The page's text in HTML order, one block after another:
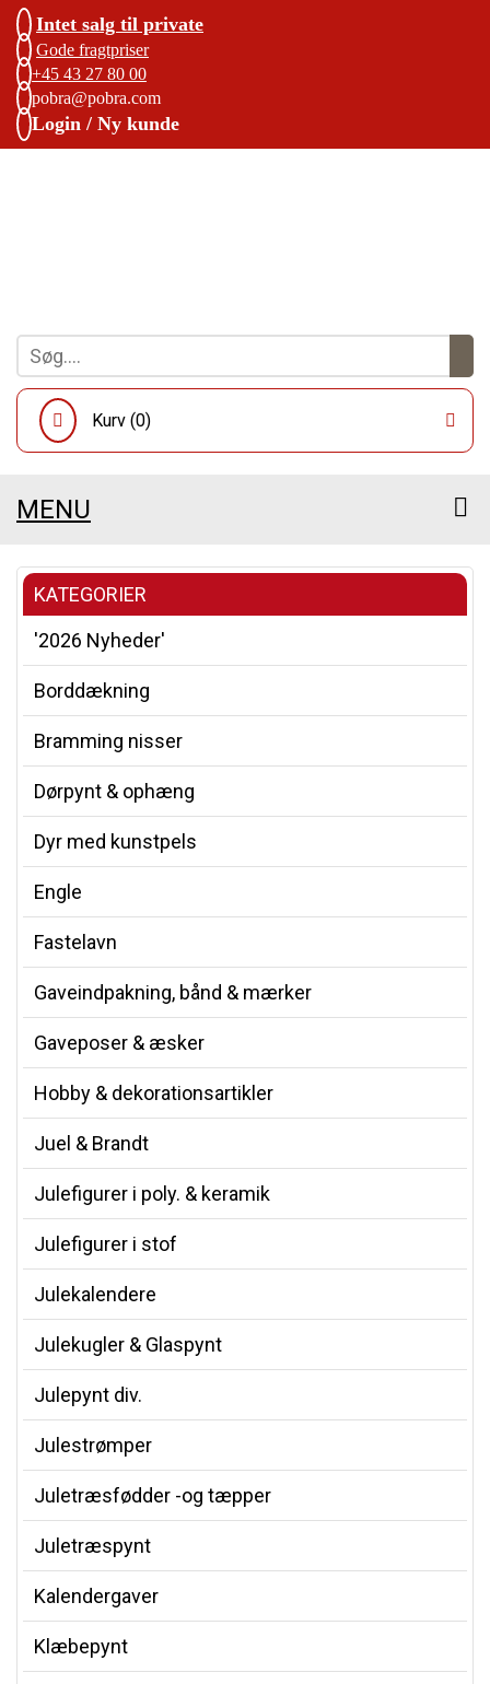
Intet salg til private
Gode fragtpriser
+45 43 27 80 00
pobra@pobra.com
Login / Ny kunde
Kurv (0)
MENU
KATEGORIER
'2026 Nyheder'
Borddækning
Bramming nisser
Dørpynt & ophæng
Dyr med kunstpels
Engle
Fastelavn
Gaveindpakning, bånd & mærker
Gaveposer & æsker
Hobby & dekorationsartikler
Juel & Brandt
Julefigurer i poly. & keramik
Julefigurer i stof
Julekalendere
Julekugler & Glaspynt
Julepynt div.
Julestrømper
Juletræsfødder -og tæpper
Juletræspynt
Kalendergaver
Klæbepynt